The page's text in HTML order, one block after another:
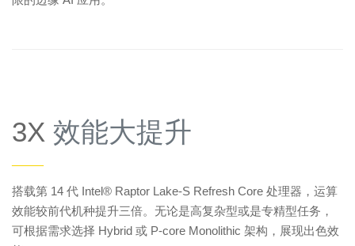
3X 效能大提升
——
搭载第 14 代 Intel® Raptor Lake-S Refresh Core 处理器，运算
效能较前代机种提升三倍。无论是高复杂型或是专精型任务，
可根据需求选择 Hybrid 或 P-core Monolithic 架构，展现出色效